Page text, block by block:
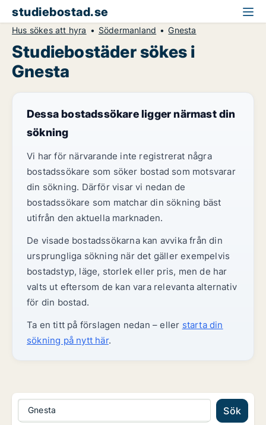
studiebostad.se
Hus sökes att hyra Södermanland Gnesta
Studiebostäder sökes i
Gnesta
Dessa bostadssökare ligger närmast din
sökning
Vi har för närvarande inte registrerat några
bostadssökare som söker bostad som motsvarar
din sökning. Därför visar vi nedan de
bostadssökare som matchar din sökning bäst
utifrån den aktuella marknaden.
De visade bostadssökarna kan avvika från din
ursprungliga sökning när det gäller exempelvis
bostadstyp, läge, storlek eller pris, men de har
valts ut eftersom de kan vara relevanta alternativ
för din bostad.
Ta en titt på förslagen nedan – eller starta din
sökning på nytt här.
Gnesta Sök